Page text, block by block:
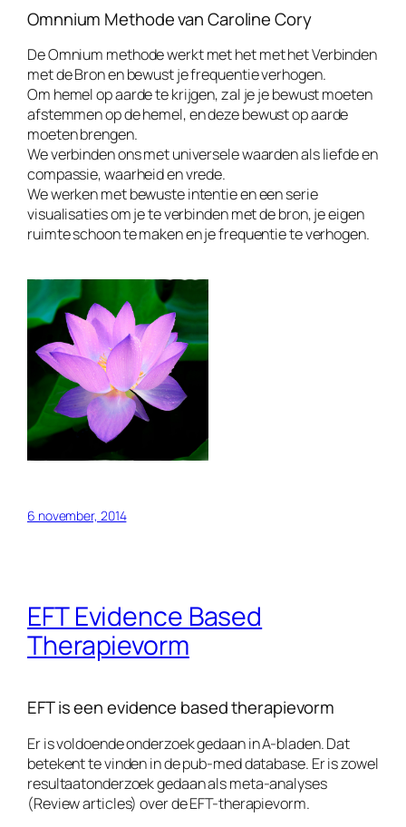
Omnnium Methode van Caroline Cory
De Omnium methode werkt met het met het Verbinden
met de Bron en bewust je frequentie verhogen.
Om hemel op aarde te krijgen, zal je je bewust moeten
afstemmen op de hemel, en deze bewust op aarde
moeten brengen.
We verbinden ons met universele waarden als liefde en
compassie, waarheid en vrede.
We werken met bewuste intentie en een serie
visualisaties om je te verbinden met de bron, je eigen
ruimte schoon te maken en je frequentie te verhogen.
6 november, 2014
EFT Evidence Based
Therapievorm
EFT is een evidence based therapievorm
Er is voldoende onderzoek gedaan in A-bladen. Dat
betekent te vinden in de pub-med database. Er is zowel
resultaatonderzoek gedaan als meta-analyses
(Review articles) over de EFT-therapievorm.